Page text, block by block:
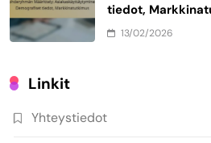
tiedot,
13/02/2026
Linkit
Yhteystiedot